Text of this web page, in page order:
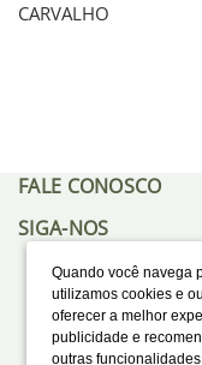
Quando você navega
utilizamos cookies e
oferecer a melhor
publicidade e
outras
CARVALHO
FALE CONOSCO
SIGA-NOS